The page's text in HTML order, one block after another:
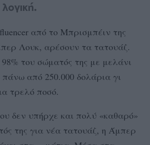
από το Μπρισμπέιν της
Λουκ, αρέσουν τα τατουάζ.
του σώματός της με μελάνι
πάνω από 250.000 δολάρια γι
τρελό ποσό.
δεν υπήρχε και πολύ «καθαρό»
της για νέα τατουάζ, η Άμπερ